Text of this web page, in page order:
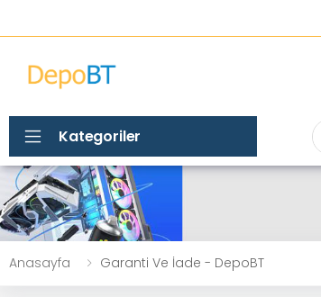
Kategoriler
Anasayfa Garanti Ve İade - DepoBT